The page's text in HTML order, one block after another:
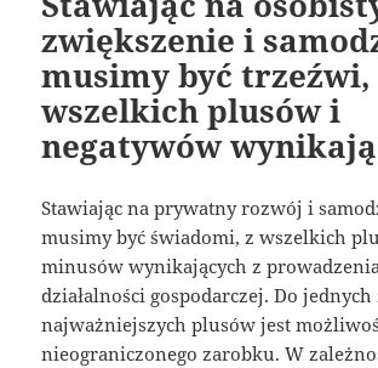
zwiększenie i
musimy być trzeźwi,
wszelkich plusów i
negatywów
Stawiając na prywatny rozwój i
musimy być świadomi, z wszelkich
minusów wynikających z
działalności gospodarczej. Do jednych
najważniejszych plusów jest
nieograniczonego zarobku. W